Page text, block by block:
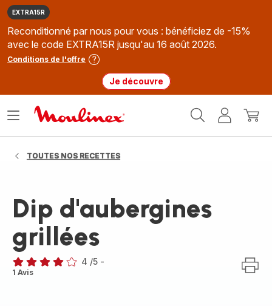
EXTRA15R
Reconditionné par nous pour vous : bénéficiez de -15%
avec le code EXTRA15R jusqu'au 16 août 2026.
Conditions de l'offre
Je découvre
MonMon
Ouvrir
TOUTES NOS RECETTES
Dip d'aubergines
grillées
Avis
4 /5 -
1 Avis